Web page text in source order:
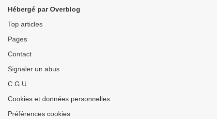
Hébergé par Overblog
Top articles
Pages
Contact
Signaler un abus
C.G.U.
Cookies et données personnelles
Préférences cookies